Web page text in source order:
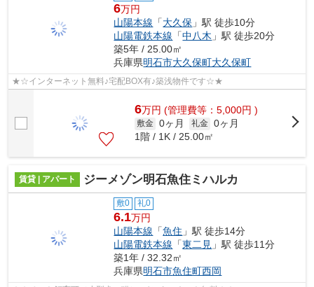
6万円
山陽本線 「大久保 」駅 徒歩10分
山陽電鉄本線 「中八木 」駅 徒歩20分
築5年 / 25.00㎡
兵庫県明石市大久保町大久保町
★☆インターネット無料♪宅配BOX有♪築浅物件です☆★
6万円 (管理費等：5,000円 )
敷金 0ヶ月 礼金 0ヶ月
1階 / 1K / 25.00㎡
賃貸 | アパート ジーメゾン明石魚住ミハルカ
敷0 礼0
6.1万円
山陽本線 「魚住 」駅 徒歩14分
山陽電鉄本線 「東二見 」駅 徒歩11分
築1年 / 32.32㎡
兵庫県明石市魚住町西岡